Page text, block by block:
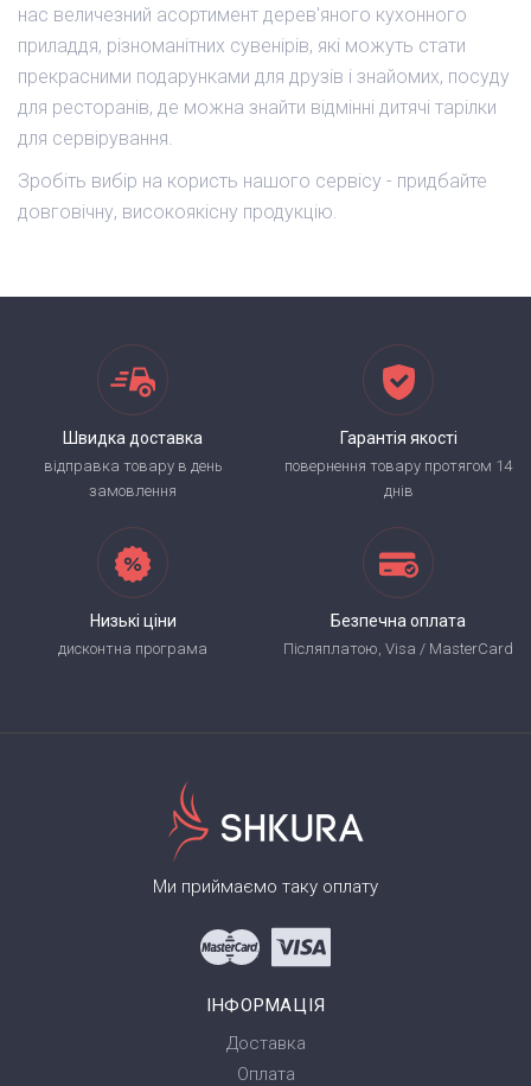
нас величезний асортимент дерев'яного кухонного
приладдя, різноманітних сувенірів, які можуть стати
прекрасними подарунками для друзів і знайомих, посуду
для ресторанів, де можна знайти відмінні дитячі тарілки
для сервірування.
Зробіть вибір на користь нашого сервісу - придбайте
довговічну, високоякісну продукцію.
Швидка доставка
відправка товару в день
замовлення
Гарантія якості
повернення товару протягом 14
днів
Низькі ціни
дисконтна програма
Безпечна оплата
Післяплатою, Visa / MasterCard
Ми приймаємо таку оплату
ІНФОРМАЦІЯ
Доставка
Оплата